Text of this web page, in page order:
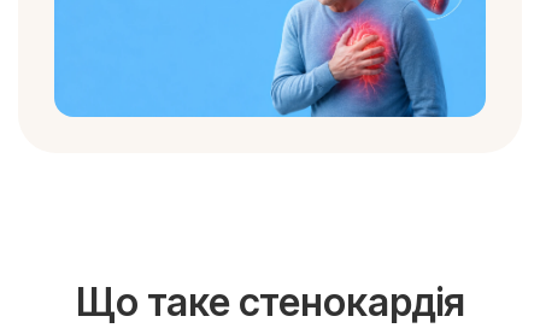
Що таке стенокардія